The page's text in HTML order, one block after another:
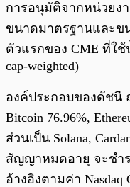
การอนุมัติจากหน่วยง
ขนาดมาตรฐานและข
ตัวแรกของ CME ที่ใ
cap-weighted)
องค์ประกอบของดัชนี
Bitcoin 76.96%,
ส่วนเป็น Solana,
สัญญาหมดอายุ จะชำร
อ้างอิงตามค่า Nasdaq